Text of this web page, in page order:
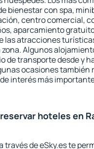
bienestar con spa,
centro comercial,
aparcamiento
las atracciones
Algunos
de transporte desde y
ocasiones también
interés más
hoteles en
través de eSky.es te